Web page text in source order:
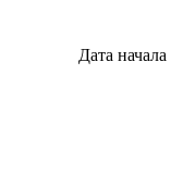
Дата начала